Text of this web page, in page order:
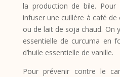
la production de bile. Pour
infuser une cuillère à café de
ou de lait de soja chaud. On
essentielle de curcuma en
d’huile essentielle de vanille.
Pour prévenir contre le